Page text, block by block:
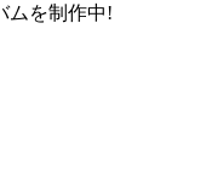
ムを制作中!